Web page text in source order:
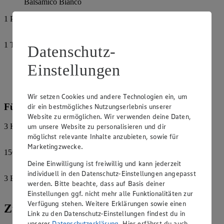
1 Prise
1 Tasse
Möhrensaft
Pfeffer
Für den Salat:
3 Köpfe
Salatherzen
150
Weichkäse
3 EL
Sahne
Zubereitung
Datenschutz-
Einstellungen
Wir setzen Cookies und andere Technologien ein, um
dir ein bestmögliches Nutzungserlebnis unserer
Website zu ermöglichen. Wir verwenden deine Daten,
um unsere Website zu personalisieren und dir
möglichst relevante Inhalte anzubieten, sowie für
Marketingzwecke.
Deine Einwilligung ist freiwillig und kann jederzeit
individuell in den Datenschutz-Einstellungen angepasst
werden. Bitte beachte, dass auf Basis deiner
Einstellungen ggf. nicht mehr alle Funktionalitäten zur
Verfügung stehen. Weitere Erklärungen sowie einen
Link zu den Datenschutz-Einstellungen findest du in